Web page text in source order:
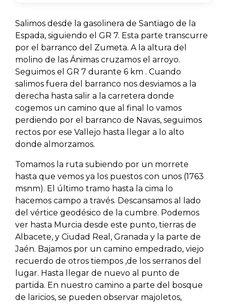
Salimos desde la gasolinera de Santiago de la
Espada, siguiendo el GR 7. Esta parte transcurre
por el barranco del Zumeta. A la altura del
molino de las Ánimas cruzamos el arroyo.
Seguimos el GR 7 durante 6 km . Cuando
salimos fuera del barranco nos desviamos a la
derecha hasta salir a la carretera donde
cogemos un camino que al final lo vamos
perdiendo por el barranco de Navas, seguimos
rectos por ese Vallejo hasta llegar a lo alto
donde almorzamos.
Tomamos la ruta subiendo por un morrete
hasta que vemos ya los puestos con unos (1763
msnm). El último tramo hasta la cima lo
hacemos campo a través. Descansamos al lado
del vértice geodésico de la cumbre. Podemos
ver hasta Murcia desde este punto, tierras de
Albacete, y Ciudad Real, Granada y la parte de
Jaén. Bajamos por un camino empedrado, viejo
recuerdo de otros tiempos ,de los serranos del
lugar. Hasta llegar de nuevo al punto de
partida. En nuestro camino a parte del bosque
de laricios, se pueden observar majoletos,